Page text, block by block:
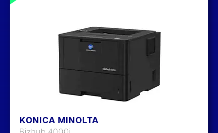
KONICA MINOLTA